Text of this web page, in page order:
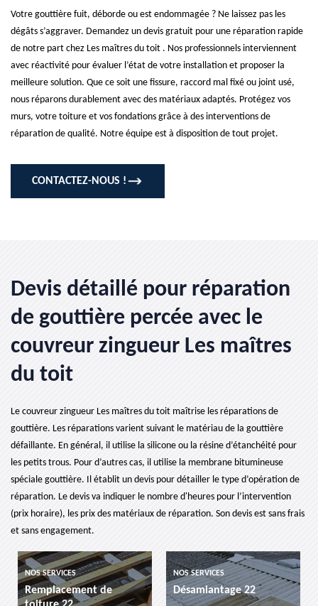
Votre gouttière fuit, déborde ou est endommagée ? Ne laissez pas les
dégâts s’aggraver. Demandez un devis gratuit pour une réparation rapide
de notre part chez Les maîtres du toit . Nos professionnels interviennent
avec réactivité pour évaluer l’état de votre installation et proposer la
meilleure solution. Que ce soit une fissure, raccord mal fixé ou joint usé,
nous réparons durablement avec des matériaux adaptés. Protégez vos
murs, votre toiture et vos fondations grâce à des interventions de
réparation de qualité. Notre équipe est à disposition de tout projet.
CONTACTEZ-NOUS !
Devis détaillé pour réparation
de gouttière percée avec le
couvreur zingueur Les maîtres
du toit
Le couvreur zingueur Les maîtres du toit maîtrise les réparations de
gouttière. Les réparations varient suivant le matériau de la gouttière
défaillante. En général, il utilise la silicone ou la résine d’étanchéité pour
les petits trous. Pour d’autres cas, il utilise la membrane bitumineuse
spéciale gouttière. Il établit un devis pour détailler le type d’opération de
réparation. Le devis va indiquer le nombre d'heures pour l’intervention
(prix horaire), les prix des matériaux de réparation. Son devis est sans frais
et sans engagement.
NOS SERVICES
Remplacement de
NOS SERVICES
Désamiantage 22